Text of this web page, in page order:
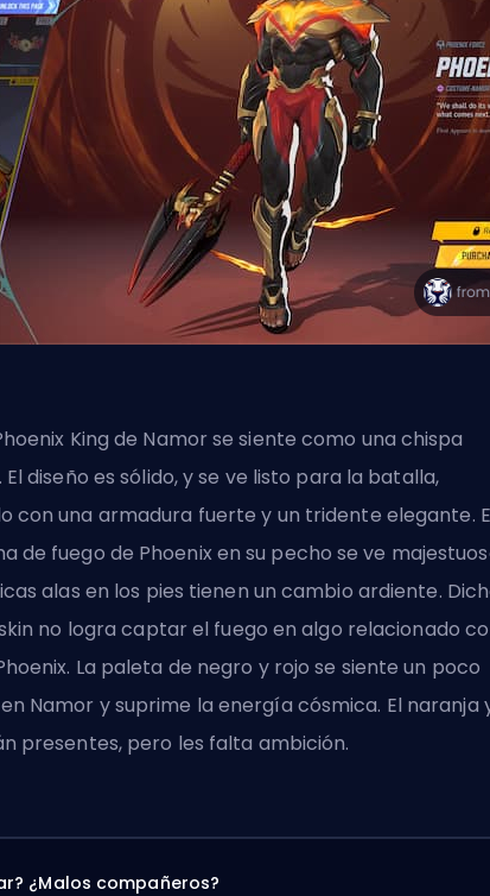
King de Namor se siente como una chispa
El diseño es sólido, y se ve listo para la batalla,
con una armadura fuerte y un tridente elegante.
de fuego de Phoenix en su pecho se ve
alas en los pies tienen un cambio ardiente.
no logra captar el fuego en algo relacionado
La paleta de negro y rojo se siente un poco
Namor y suprime la energía cósmica. El naranja
presentes, pero les falta ambición.
¿Malos compañeros?